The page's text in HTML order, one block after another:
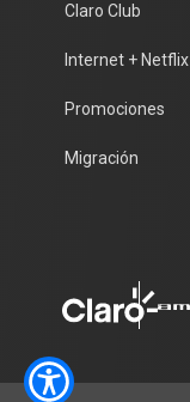
Claro Club
Internet + Netflix
Promociones
Migración